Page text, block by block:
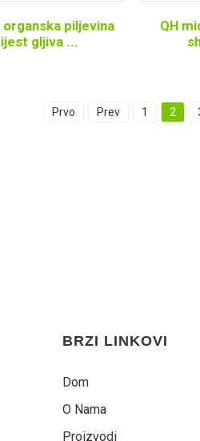
piljevina
gljiva ...
QH
Prvo Prev 1 2
BRZI LINKOVI
Dom
O Nama
Proizvodi